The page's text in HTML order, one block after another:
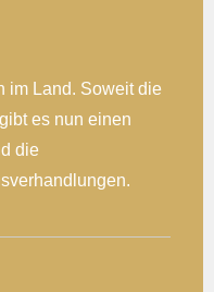
im Land. Soweit die
es nun einen
die